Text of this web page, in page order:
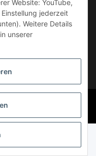
zzgl.
Website: YouTube,
jederzeit
Weitere Details
unserer